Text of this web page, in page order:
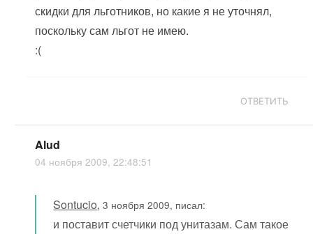
скидки для льготников, но какие я не уточнял,
поскольку сам льгот не имею.
:(
ОТВЕТИТЬ
Alud
04 ноября 2009, 22:48:51
Sontucio,3 ноября 2009, писал:
и поставит счетчики под унитазам. Сам такое